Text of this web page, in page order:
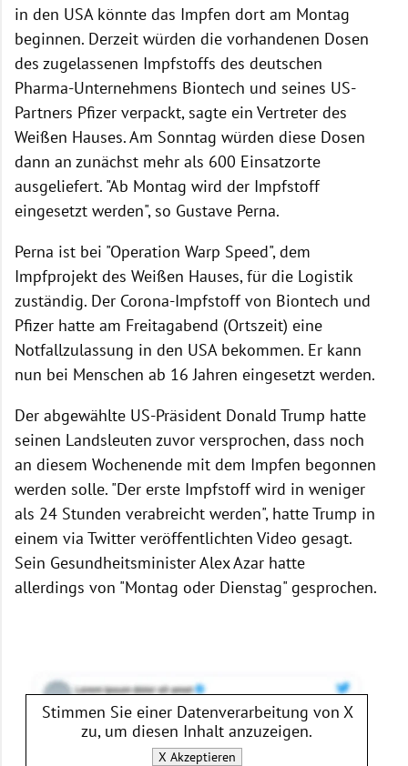
in den USA könnte das Impfen dort am Montag
beginnen. Derzeit würden die vorhandenen Dosen
des zugelassenen Impfstoffs des deutschen
Pharma-Unternehmens Biontech und seines US-
Partners Pfizer verpackt, sagte ein Vertreter des
Weißen Hauses. Am Sonntag würden diese Dosen
dann an zunächst mehr als 600 Einsatzorte
ausgeliefert. "Ab Montag wird der Impfstoff
eingesetzt werden", so Gustave Perna.
Perna ist bei "Operation Warp Speed", dem
Impfprojekt des Weißen Hauses, für die Logistik
zuständig. Der Corona-Impfstoff von Biontech und
Pfizer hatte am Freitagabend (Ortszeit) eine
Notfallzulassung in den USA bekommen. Er kann
nun bei Menschen ab 16 Jahren eingesetzt werden.
Der abgewählte US-Präsident Donald Trump hatte
seinen Landsleuten zuvor versprochen, dass noch
an diesem Wochenende mit dem Impfen begonnen
werden solle. "Der erste Impfstoff wird in weniger
als 24 Stunden verabreicht werden", hatte Trump in
einem via Twitter veröffentlichten Video gesagt.
Sein Gesundheitsminister Alex Azar hatte
allerdings von "Montag oder Dienstag" gesprochen.
Stimmen Sie einer Datenverarbeitung von X
zu, um diesen Inhalt anzuzeigen.
X Akzeptieren